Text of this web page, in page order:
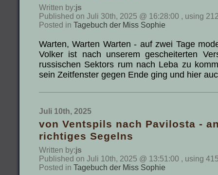
Written by:js
Published on Juli 30th, 2025 @ 16:28:00 , using
Posted in Tagebuch der Miss Sophie
Warten, Warten Warten - auf zwei Tage
Volker ist nach unserem gescheiterten
russischen Sektors rum nach Leba zu
sein Zeitfenster gegen Ende ging und hier
Juli 10th, 2025
von Ventspils nach Pavilosta -
richtiges Segelns
Written by:js
Published on Juli 10th, 2025 @ 13:51:00 , using
Posted in Tagebuch der Miss Sophie